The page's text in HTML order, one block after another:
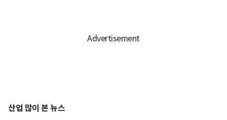
산업 많이 본 뉴스